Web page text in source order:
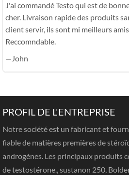
J'ai commandé Testo qui est de
cher. Livraison rapide des produits
client servir, ils sont mi meilleurs
Reccomndable.
—John
PROFIL DE L'ENTREPRISE
Notre société est un fabricant et
fiable de matières premières de
androgènes. Les principaux produits
de testostérone., sustanon 250,